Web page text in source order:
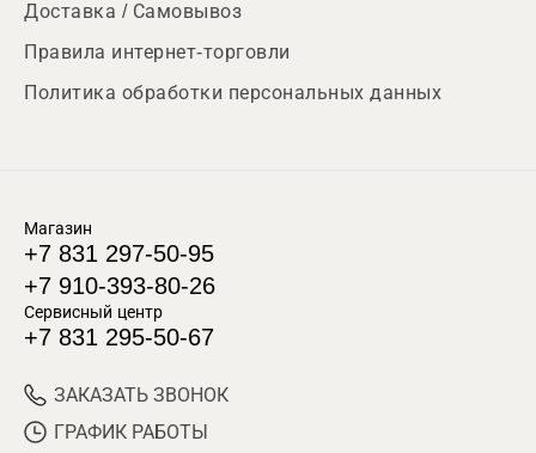
Доставка / Самовывоз
Правила интернет-торговли
Политика обработки персональных данных
Магазин
+7 831 297-50-95
+7 910-393-80-26
Сервисный центр
+7 831 295-50-67
ЗАКАЗАТЬ ЗВОНОК
ГРАФИК РАБОТЫ